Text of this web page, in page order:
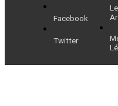
Facebook
Twitter